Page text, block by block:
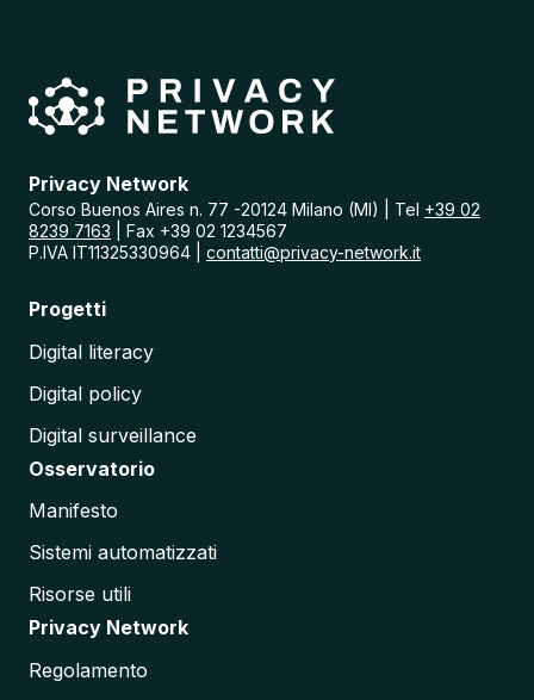
i
n
I
a
i
a
:
n
l
s
d
l
e
C
r
i
t
i
i
Privacy Network
Corso Buenos Aires n. 77 -20124 Milano (MI) | Tel +39 02
8239 7163 | Fax +39 02 1234567
P.IVA IT11325330964 | contatti@privacy-network.it
Progetti
Digital literacy
Digital policy
Digital surveillance
Osservatorio
Manifesto
Sistemi automatizzati
Risorse utili
Privacy Network
Regolamento